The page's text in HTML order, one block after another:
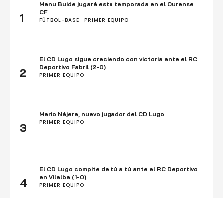
1
Manu Buide jugará esta temporada en el Ourense
CF
FÚTBOL-BASE
PRIMER EQUIPO
2
El CD Lugo sigue creciendo con victoria ante el RC
Deportivo Fabril (2-0)
PRIMER EQUIPO
3
Mario Nájera, nuevo jugador del CD Lugo
PRIMER EQUIPO
4
El CD Lugo compite de tú a tú ante el RC Deportivo
en Vilalba (1-0)
PRIMER EQUIPO